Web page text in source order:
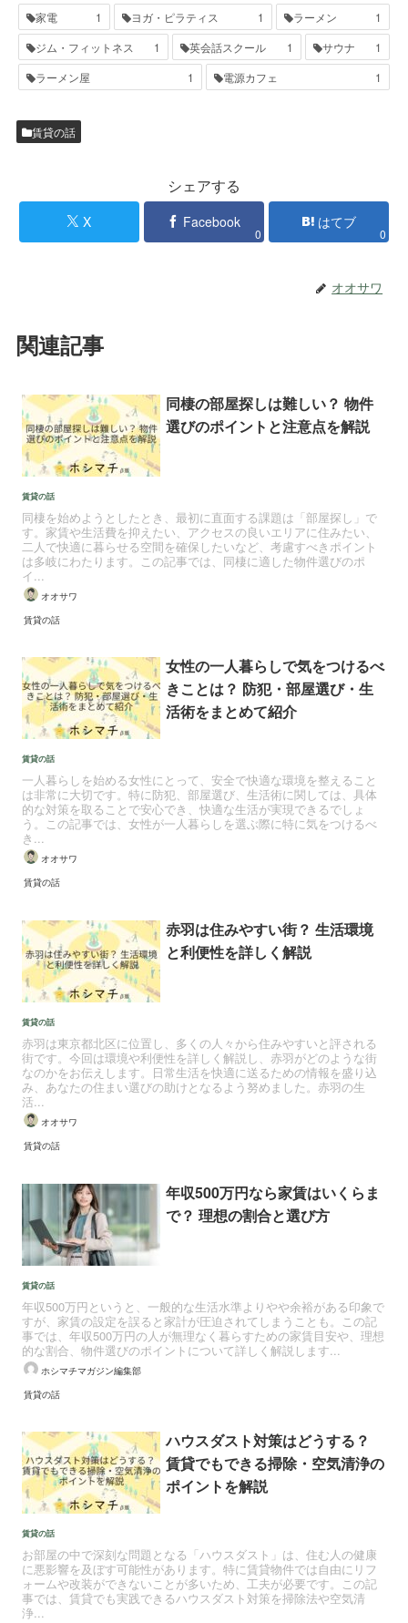
家電 1 ヨガ・ピラティス 1 ラーメン
1
ジム・フィットネス
1 英会話スクール 1 サウナ
1
ラーメン屋
1 電源カフェ 1
賃貸の話
シェアする
X Facebook
0
はてブ
0
オオサワ
関連記事
賃貸の話
同棲の部屋探しは難しい？ 物件
選びのポイントと注意点を解説
同棲を始めようとしたとき、最初に直面する課題は「部屋探し」で
す。家賃や生活費を抑えたい、アクセスの良いエリアに住みたい、
二人で快適に暮らせる空間を確保したいなど、考慮すべきポイント
は多岐にわたります。この記事では、同棲に適した物件選びのポ
イ...
オオサワ
賃貸の話
賃貸の話
女性の一人暮らしで気をつけるべ
きことは？ 防犯・部屋選び・生
活術をまとめて紹介
一人暮らしを始める女性にとって、安全で快適な環境を整えること
は非常に大切です。特に防犯、部屋選び、生活術に関しては、具体
的な対策を取ることで安心でき、快適な生活が実現できるでしょ
う。この記事では、女性が一人暮らしを選ぶ際に特に気をつけるべ
き...
オオサワ
賃貸の話
賃貸の話
赤羽は住みやすい街？ 生活環境
と利便性を詳しく解説
赤羽は東京都北区に位置し、多くの人々から住みやすいと評される
街です。今回は環境や利便性を詳しく解説し、赤羽がどのような街
なのかをお伝えします。日常生活を快適に送るための情報を盛り込
み、あなたの住まい選びの助けとなるよう努めました。赤羽の生
活...
オオサワ
賃貸の話
賃貸の話
年収500万円なら家賃はいくらま
で？ 理想の割合と選び方
年収500万円というと、一般的な生活水準よりやや余裕がある印象で
すが、家賃の設定を誤ると家計が圧迫されてしまうことも。この記
事では、年収500万円の人が無理なく暮らすための家賃目安や、理想
的な割合、物件選びのポイントについて詳しく解説します...
ホシマチマガジン編集部
賃貸の話
賃貸の話
ハウスダスト対策はどうする？
賃貸でもできる掃除・空気清浄の
ポイントを解説
お部屋の中で深刻な問題となる「ハウスダスト」は、住む人の健康
に悪影響を及ぼす可能性があります。特に賃貸物件では自由にリフ
ォームや改装ができないことが多いため、工夫が必要です。この記
事では、賃貸でも実践できるハウスダスト対策を掃除法や空気清
浄...